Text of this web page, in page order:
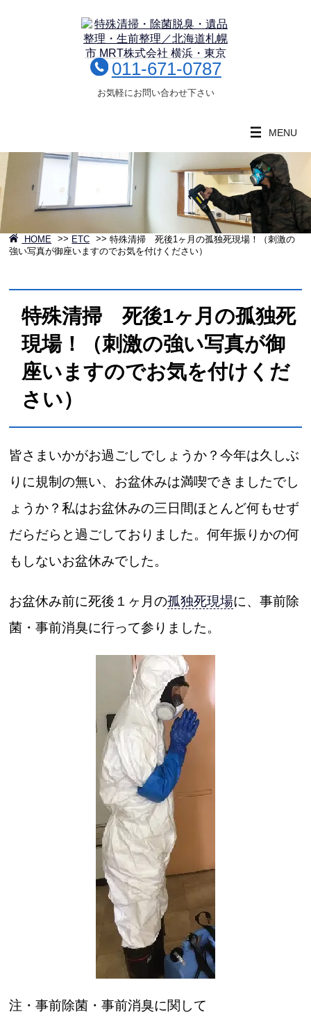
011-671-0787
お気軽にお問い合わせ下さい
MENU
HOME >> ETC >>特殊清掃 死後1ヶ月の孤独死現場！（刺激の
強い写真が御座いますのでお気を付けください）
特殊清掃 死後1ヶ月の孤独死
現場！（刺激の強い写真が御
座いますのでお気を付けくだ
さい）
皆さまいかがお過ごしでしょうか？今年は久しぶ
りに規制の無い、お盆休みは満喫できましたでし
ょうか？私はお盆休みの三日間ほとんど何もせず
だらだらと過ごしておりました。何年振りかの何
もしないお盆休みでした。
お盆休み前に死後１ヶ月の孤独死現場に、事前除
菌・事前消臭に行って参りました。
注・事前除菌・事前消臭に関して